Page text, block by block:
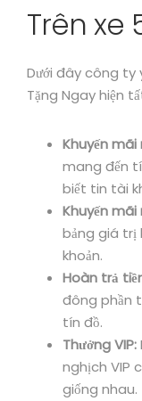
Trên xe
Dưới đây công ty
Tặng Ngay hiện
Khuyến
mang đến
biết tin tài
Khuyến
bảng giá trị
khoản.
Hoàn trả
đông phần
tín đồ.
Thưởng VIP:
nghịch VIP
giống nhau.